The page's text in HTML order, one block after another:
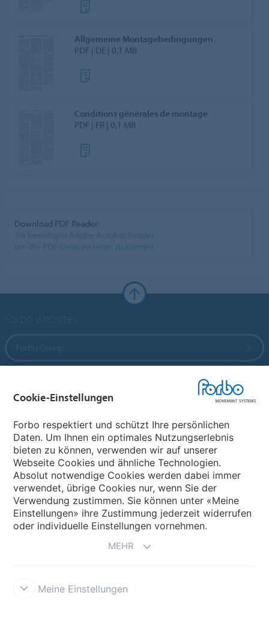
Allgemeine Montagebedingungen
PDF | DE | 0,1 MB
Conditions générales de montage
PDF | FR | 0,1 MB
Download PDF Reader:
Wählen Sie ein Land
Wählen Sie Ihr Land
Cookie-Einstellungen
Forbo respektiert und schützt Ihre persönlichen
Daten. Um Ihnen ein optimales Nutzungserlebnis
bieten zu können, verwenden wir auf unserer
Webseite Cookies und ähnliche Technologien.
Absolut notwendige Cookies werden dabei immer
verwendet, übrige Cookies nur, wenn Sie der
Verwendung zustimmen. Sie können unter «Meine
Einstellungen» ihre Zustimmung jederzeit widerrufen
oder individuelle Einstellungen vornehmen.
MEHR
Meine Einstellungen